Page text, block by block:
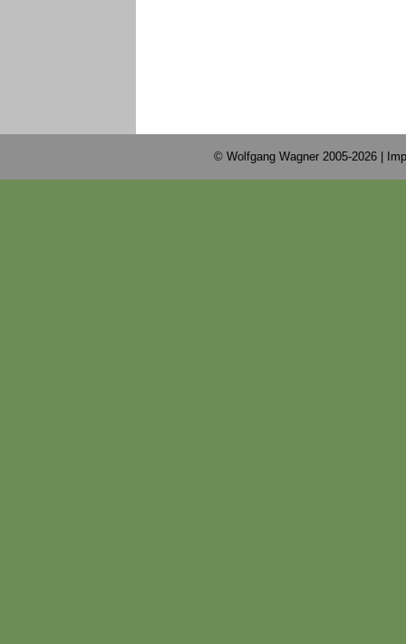
© Wolfgang Wagner 2005-2026 |